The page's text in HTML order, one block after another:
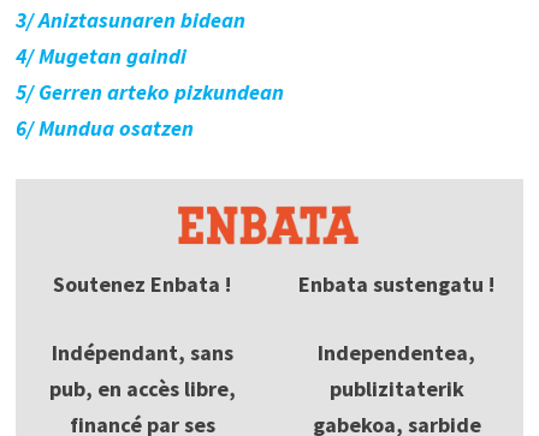
3/ Aniztasunaren bidean
4/ Mugetan gaindi
5/ Gerren arteko pizkundean
6/ Mundua osatzen
Soutenez Enbata !
Indépendant, sans
pub, en accès libre,
financé par ses
Enbata sustengatu !
Independentea,
publizitaterik
gabekoa, sarbide